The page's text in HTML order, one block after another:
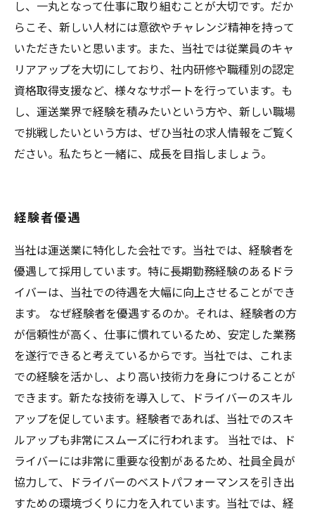
し、一丸となって仕事に取り組むことが大切です。だか
らこそ、新しい人材には意欲やチャレンジ精神を持って
いただきたいと思います。また、当社では従業員のキャ
リアアップを大切にしており、社内研修や職種別の認定
資格取得支援など、様々なサポートを行っています。も
し、運送業界で経験を積みたいという方や、新しい職場
で挑戦したいという方は、ぜひ当社の求人情報をご覧く
ださい。私たちと一緒に、成長を目指しましょう。
経験者優遇
当社は運送業に特化した会社です。当社では、経験者を
優遇して採用しています。特に長期勤務経験のあるドラ
イバーは、当社での待遇を大幅に向上させることができ
ます。 なぜ経験者を優遇するのか。それは、経験者の方
が信頼性が高く、仕事に慣れているため、安定した業務
を遂行できると考えているからです。当社では、これま
での経験を活かし、より高い技術力を身につけることが
できます。新たな技術を導入して、ドライバーのスキル
アップを促しています。経験者であれば、当社でのスキ
ルアップも非常にスムーズに行われます。 当社では、ド
ライバーには非常に重要な役割があるため、社員全員が
協力して、ドライバーのベストパフォーマンスを引き出
すための環境づくりに力を入れています。当社では、経